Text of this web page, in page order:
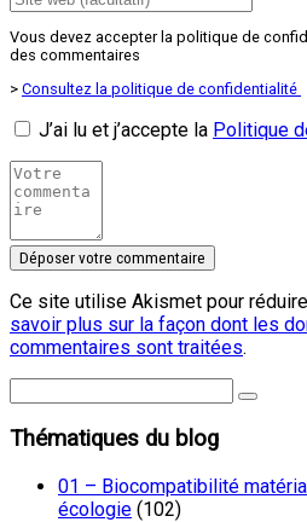
Vous devez accepter la politique de
des commentaires
> Consultez la politique de confidentialité
J’ai lu et j’accepte la Politique
Ce site utilise Akismet pour
savoir plus sur la façon dont les
commentaires sont traitées.
Thématiques du blog
01 – Biocompatibilité
écologie (102)